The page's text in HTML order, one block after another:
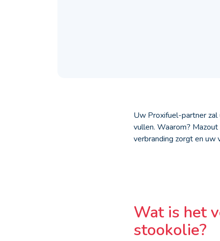
Uw Proxifuel-partner
vullen. Waarom?
verbranding zorgt en uw
Wat is het
stookolie?